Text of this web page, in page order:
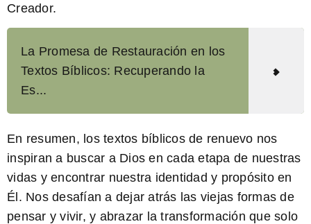
Creador.
La Promesa de Restauración en los
Textos Bíblicos: Recuperando la
Es...
En resumen, los textos bíblicos de renuevo nos
inspiran a buscar a Dios en cada etapa de nuestras
vidas y encontrar nuestra identidad y propósito en
Él. Nos desafían a dejar atrás las viejas formas de
pensar y vivir, y abrazar la transformación que solo